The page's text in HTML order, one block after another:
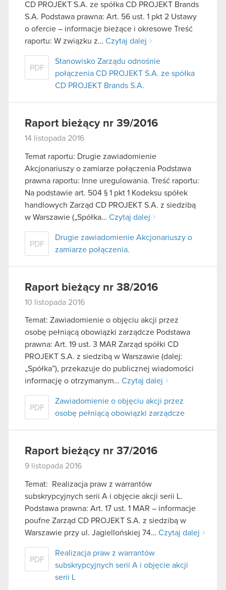
CD PROJEKT S.A. ze spółka CD PROJEKT Brands
S.A. Podstawa prawna: Art. 56 ust. 1 pkt 2 Ustawy
o ofercie – informacje bieżące i okresowe Treść
raportu: W związku z… Czytaj dalej
PDF
Stanowisko Zarządu odnośnie
połączenia CD PROJEKT S.A. ze spółka
CD PROJEKT Brands S.A.
Raport bieżący nr 39/2016
14 listopada 2016
Temat raportu: Drugie zawiadomienie
Akcjonariuszy o zamiarze połączenia Podstawa
prawna raportu: Inne uregulowania. Treść raportu:
Na podstawie art. 504 § 1 pkt 1 Kodeksu spółek
handlowych Zarząd CD PROJEKT S.A. z siedzibą
w Warszawie („Spółka… Czytaj dalej
PDF
Drugie zawiadomienie Akcjonariuszy o
zamiarze połączenia.
Raport bieżący nr 38/2016
10 listopada 2016
Temat: Zawiadomienie o objęciu akcji przez
osobę pełniącą obowiązki zarządcze Podstawa
prawna: Art. 19 ust. 3 MAR Zarząd spółki CD
PROJEKT S.A. z siedzibą w Warszawie (dalej:
„Spółka”), przekazuje do publicznej wiadomości
informację o otrzymanym… Czytaj dalej
PDF
Zawiadomienie o objęciu akcji przez
osobę pełniącą obowiązki zarządcze
Raport bieżący nr 37/2016
9 listopada 2016
Temat: Realizacja praw z warrantów
subskrypcyjnych serii A i objęcie akcji serii L.
Podstawa prawna: Art. 17 ust. 1 MAR – informacje
poufne Zarząd CD PROJEKT S.A. z siedzibą w
Warszawie przy ul. Jagiellońskiej 74… Czytaj dalej
PDF
Realizacja praw z warrantów
subskrypcyjnych serii A i objęcie akcji
serii L